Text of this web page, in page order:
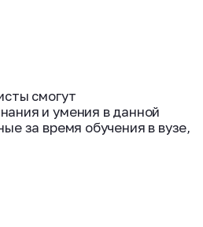
смогут
и умения в данной
за время обучения в вузе,